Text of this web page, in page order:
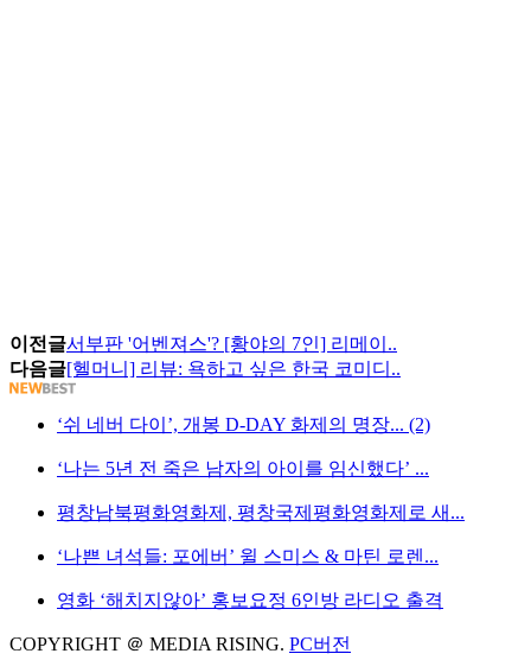
이전글서부판 '어벤져스'? [황야의 7인] 리메이..
다음글[헬머니] 리뷰: 욕하고 싶은 한국 코미디..
‘쉬 네버 다이’, 개봉 D-DAY 화제의 명장... (2)
‘나는 5년 전 죽은 남자의 아이를 임신했다’ ...
평창남북평화영화제, 평창국제평화영화제로 새...
‘나쁜 녀석들: 포에버’ 윌 스미스 & 마틴 로렌...
영화 ‘해치지않아’ 홍보요정 6인방 라디오 출격
COPYRIGHT ＠ MEDIA RISING. PC버전